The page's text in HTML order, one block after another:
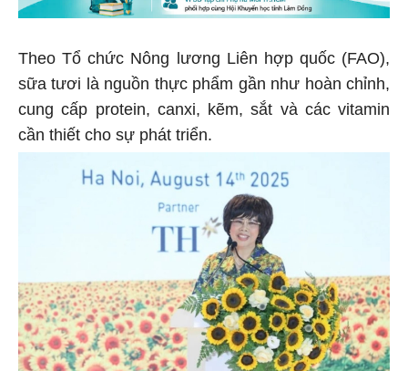
Theo Tổ chức Nông lương Liên hợp quốc (FAO),
sữa tươi là nguồn thực phẩm gần như hoàn chỉnh,
cung cấp protein, canxi, kẽm, sắt và các vitamin
cần thiết cho sự phát triển.